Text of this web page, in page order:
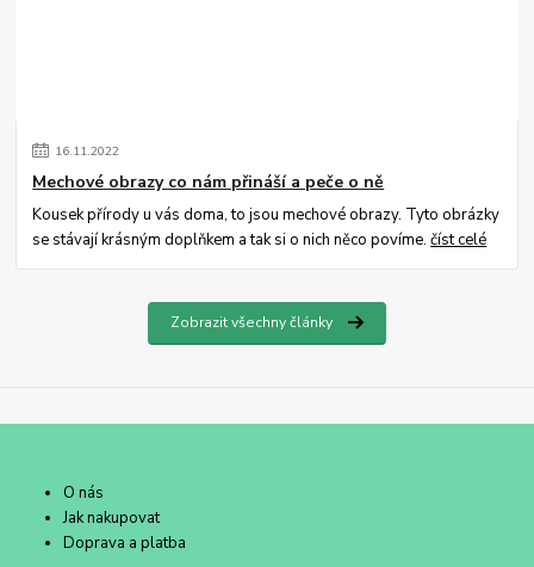
16.11.2022
Mechové obrazy co nám přináší a peče o ně
Kousek přírody u vás doma, to jsou mechové obrazy. Tyto obrázky
se stávají krásným doplňkem a tak si o nich něco povíme.číst celé
Zobrazit všechny články
O nás
Jak nakupovat
Doprava a platba